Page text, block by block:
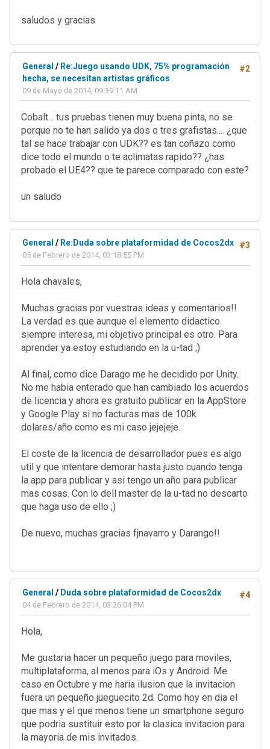
for (int i = 0; i < MAX_LIGHTS; i++)
if (lightEnabled[i] == true)
{
//obtenemos la normal
vec3 N = normalize(M *
vec3 L = lightVec[i].xyz;
float attenuation = 1;
//obtenemos el vector
if (lightVec[i].w == 1)
float distance =
float NDotL = max (0.0,
//acumulamos el valor de
combinedLights+=
//si hay brillo y nos
if (shininess > 0 &&
{
//hayamos el
vec3 H =
float NDotH =
}
fcolor = vec4( vec3(diffuse *
fuv = vuv;
}
saludos y gracias
#2
General / Re:Juego usando UDK, 75% programación
hecha, se necesitan artistas gráficos
09 de Mayo de 2014, 09:39:11 AM
Cobalt... tus pruebas tienen muy buena pinta, no se
porque no te han salido ya dos o tres grafistas.... ¿que
tal se hace trabajar con UDK?? es tan coñazo como
dice todo el mundo o te aclimatas rapido?? ¿has
probado el UE4?? que te parece comparado con este?
un saludo
#3
General / Re:Duda sobre plataformidad de Cocos2dx
05 de Febrero de 2014, 03:18:55 PM
Hola chavales,
Muchas gracias por vuestras ideas y comentarios!!
La verdad es que aunque el elemento didactico
siempre interesa, mi objetivo principal es otro. Para
aprender ya estoy estudiando en la u-tad ;)
Al final, como dice Darago me he decidido por Unity.
No me habia enterado que han cambiado los acuerdos
de licencia y ahora es gratuito publicar en la AppStore
y Google Play si no facturas mas de 100k
dolares/año como es mi caso jejejeje.
El coste de la licencia de desarrollador pues es algo
util y que intentare demorar hasta justo cuando tenga
la app para publicar y asi tengo un año para publicar
mas cosas. Con lo dell master de la u-tad no descarto
que haga uso de ello ;)
De nuevo, muchas gracias fjnavarro y Darango!!
#4
General / Duda sobre plataformidad de Cocos2dx
04 de Febrero de 2014, 03:26:04 PM
Hola,
Me gustaria hacer un pequeño juego para moviles,
multiplataforma, al menos para iOs y Android. Me
caso en Octubre y me haria ilusion que la invitacion
fuera un pequeño jueguecito 2d. Como hoy en dia el
que mas y el que menos tiene un smartphone seguro
que podria sustituir esto por la clasica invitacion para
la mayoria de mis invitados.